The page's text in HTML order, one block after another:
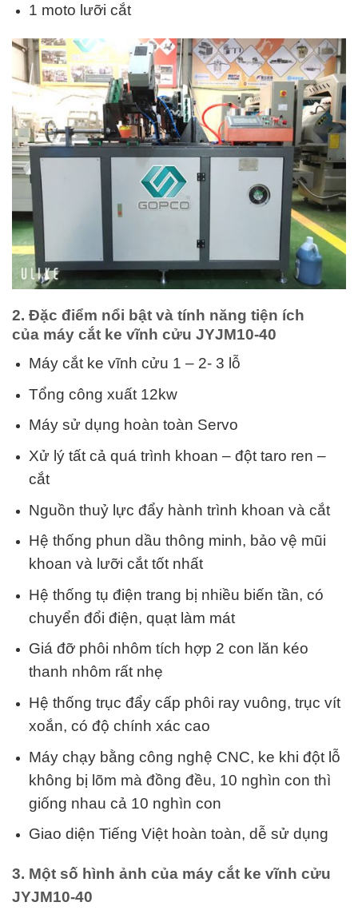
1 moto lưỡi cắt
2. Đặc điểm nổi bật và tính năng tiện ích
của máy cắt ke vĩnh cửu JYJM10-40
Máy cắt ke vĩnh cửu 1 – 2- 3 lỗ
Tổng công xuất 12kw
Máy sử dụng hoàn toàn Servo
Xử lý tất cả quá trình khoan – đột taro ren –
cắt
Nguồn thuỷ lực đẩy hành trình khoan và cắt
Hệ thống phun dầu thông minh, bảo vệ mũi
khoan và lưỡi cắt tốt nhất
Hệ thống tụ điện trang bị nhiều biến tần, có
chuyển đổi điện, quạt làm mát
Giá đỡ phôi nhôm tích hợp 2 con lăn kéo
thanh nhôm rất nhẹ
Hệ thống trục đẩy cấp phôi ray vuông, trục vít
xoắn, có độ chính xác cao
Máy chạy bằng công nghệ CNC, ke khi đột lỗ
không bị lõm mà đồng đều, 10 nghìn con thì
giống nhau cả 10 nghìn con
Giao diện Tiếng Việt hoàn toàn, dễ sử dụng
3. Một số hình ảnh của máy cắt ke vĩnh cửu
JYJM10-40